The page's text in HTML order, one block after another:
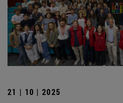
21 | 10 | 2025